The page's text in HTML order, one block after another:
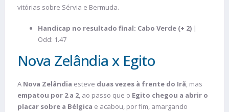
vitórias sobre Sérvia e Bermuda.
Handicap no resultado final: Cabo Verde (+ 2) |
Odd: 1.47
Nova Zelândia x Egito
A Nova Zelândia esteve duas vezes à frente do Irã, mas
empatou por 2 a 2, ao passo que o Egito chegou a abrir o
placar sobre a Bélgica e acabou, por fim, amargando